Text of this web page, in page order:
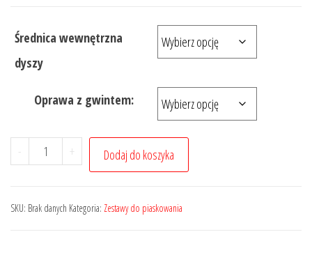
110,00 zł
Średnica wewnętrzna
dyszy
Oprawa z gwintem:
-
ilość
Dysza
wolframu
+ Dodaj do koszyka
SKU: Brak danych Kategoria: Zestawy do piaskowania